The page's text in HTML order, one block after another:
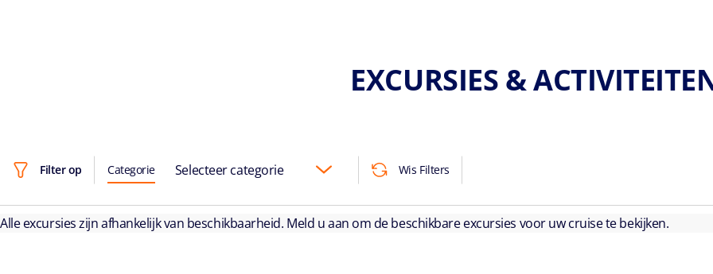
EXCURSIES &
Filter op Categorie Selecteer categorie Wis Filters
Alle excursies zijn afhankelijk van beschikbaarheid. Meld u aan om de beschikbare excursies voor uw cruise te bekijken.